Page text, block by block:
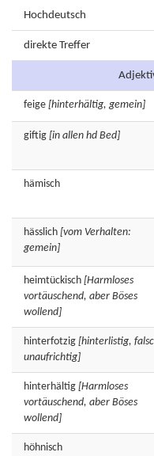
Hochdeutsch
direkte Treffer
feige [hinterhältig, gemein]
giftig [in allen hd Bed]
hämisch
hässlich [vom Verhalten:
gemein]
heimtückisch [Harmloses
vortäuschend, aber Böses
wollend]
hinterfotzig [hinterlistig,
unaufrichtig]
hinterhältig [Harmloses
vortäuschend, aber Böses
wollend]
höhnisch